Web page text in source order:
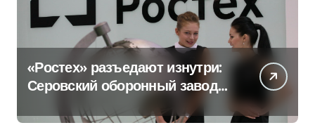
«Ростех» разъедают изнутри:
Серовский оборонный завод